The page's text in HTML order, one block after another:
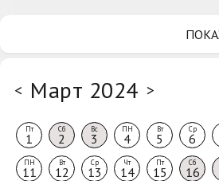
< Март 2024 >
Пт
1
Сб
2
Вс
3
ПН
4
Вт
5
Ср
6
ПН
11
Вт
12
Ср
13
Чт
14
Пт
15
Сб
16